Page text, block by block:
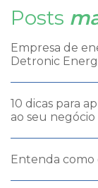
Posts
Empresa de
Detronic
10 dicas para
ao seu negócio
Entenda como